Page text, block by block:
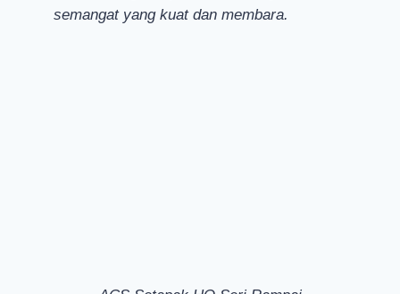
semangat yang kuat dan membara.